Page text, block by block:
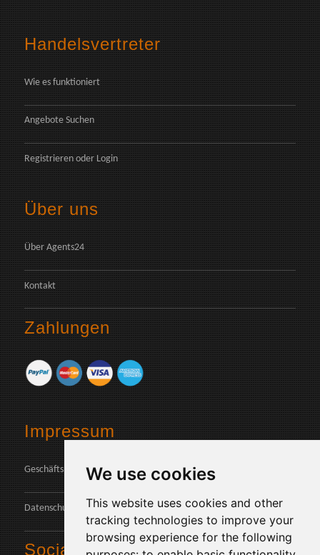
We use cookies
This website uses cookies and other
tracking technologies to improve your
browsing experience for the following
Handelsvertreter
Wie es funktioniert
Angebote Suchen
Registrieren oder Login
Über uns
Über Agents24
Kontakt
Zahlungen
Impressum
Geschäftsbedingungen
Datenschutz
Social